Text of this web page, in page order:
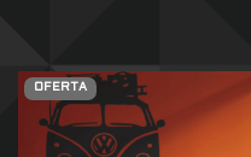
OFERTA